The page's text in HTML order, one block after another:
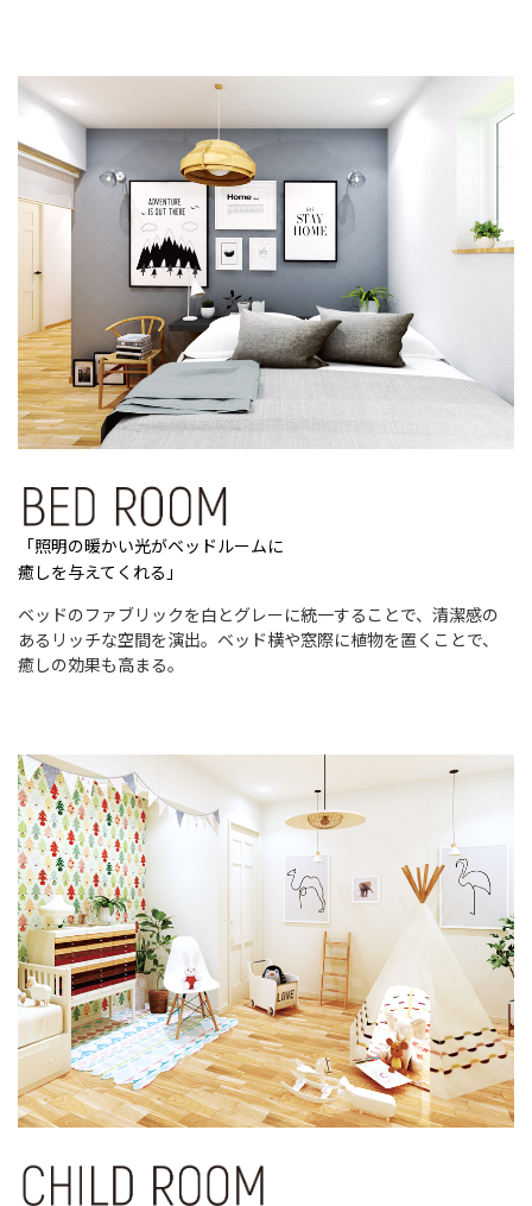
「照明の暖かい光がベッドルームに
癒しを与えてくれる」
ベッドのファブリックを白とグレーに統一することで、清潔感の
あるリッチな空間を演出。ベッド横や窓際に植物を置くことで、
癒しの効果も高まる。